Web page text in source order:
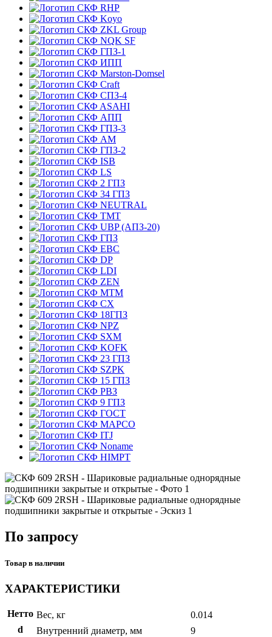
RHP
Koyo
ZKL Group
NQK SF
ГПЗ-1
ИПП
Marston-Domsel
Craft
СПЗ-4
ASAHI
АПП
ГПЗ-3
АМ
ГПЗ-2
ISB
LS
2 ГПЗ
34 ГПЗ
NEUTRAL
TMT
UBP (АПЗ-20)
ГПЗ
EBC
DP
LDI
ZEN
MTM
CX
18ГПЗ
NPZ
SXM
KOFK
23 ГПЗ
SZPK
15 ГПЗ
РВЗ
9 ГПЗ
ГОСТ
MAPCO
ITJ
Noname
HIMPT
По запросу
Товар в наличии
ХАРАКТЕРИСТИКИ
Нетто Вес, кг
0.014
d
Внутренний диаметр, мм
9